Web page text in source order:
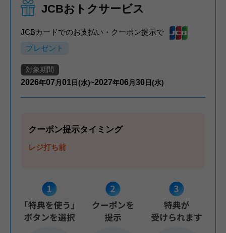
JCBおトクサービス
JCBカードでのお支払い・クーポン提示で
プレゼント
対象期間
2026年07 月 01 日(水)~2027年06月 30 日(水)
クーポン提示タイミング
レジ打ち前